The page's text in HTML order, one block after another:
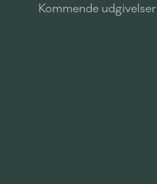
Kommende udgivelser